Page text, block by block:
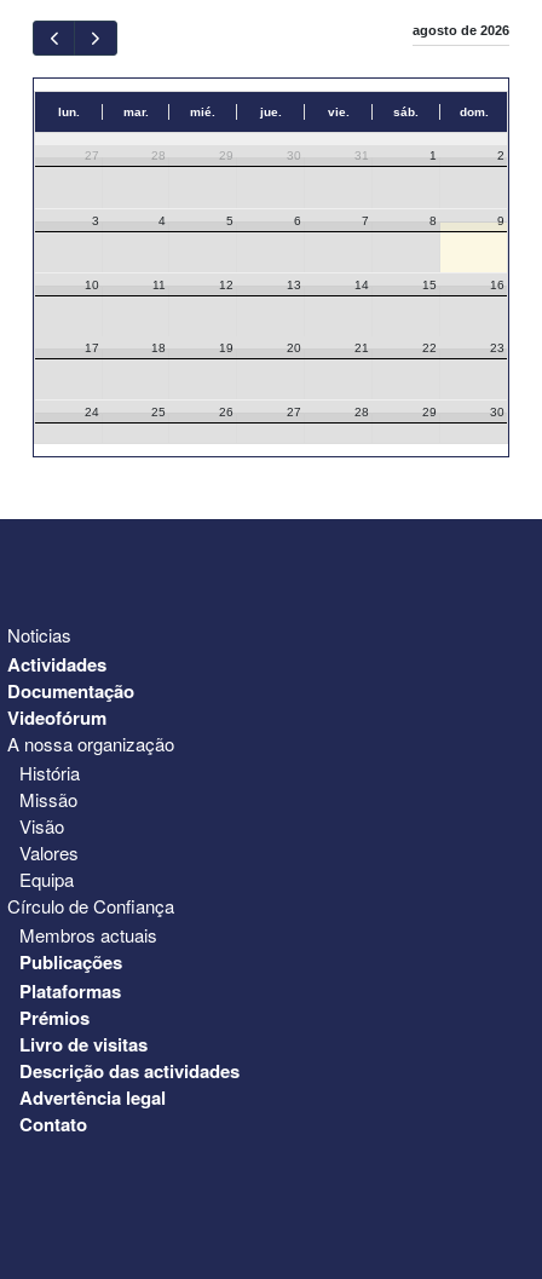
agosto de 2026
lun. mar. mié. jue. vie. sáb. dom.
27 28 29 30 31 1 2
3 4 5 6 7 8 9
10 11 12 13 14 15 16
17 18 19 20 21 22 23
24 25 26 27 28 29 30
Noticias
Actividades
Documentação
Videofórum
A nossa organização
História
Missão
Visão
Valores
Equipa
Círculo de Confiança
Membros actuais
Publicações
Plataformas
Prémios
Livro de visitas
Descrição das actividades
Advertência legal
Contato